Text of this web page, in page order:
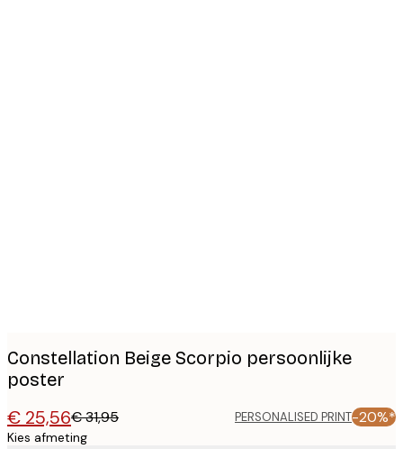
Constellation Beige Scorpio persoonlijke
poster
€ 25,56€ 31,95 PERSONALISED PRINT-20%*
Kies afmeting